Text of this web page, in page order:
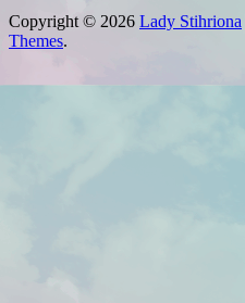
Copyright © 2026 Lady Stihriona
Themes.